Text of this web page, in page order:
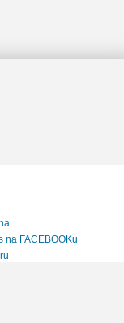
na FACEBOOKu